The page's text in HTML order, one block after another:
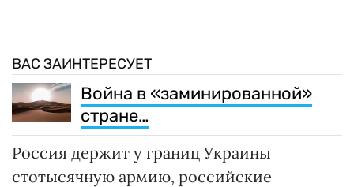
ВАС ЗАИНТЕРЕСУЕТ
Война в «заминированной»
стране…
Россия держит у границ Украины
стотысячную армию, российские